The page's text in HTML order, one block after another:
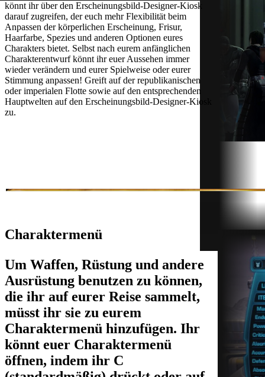
könnt ihr über den Erscheinungsbild-Designer-Kiosk
darauf zugreifen, der euch mehr Flexibilität beim
Anpassen der körperlichen Erscheinung, Frisur,
Haarfarbe, Spezies und anderen Optionen eures
Charakters bietet. Selbst nach eurem anfänglichen
Charakterentwurf könnt ihr euer Aussehen immer
wieder verändern und eurer Spielweise oder eurer
Stimmung anpassen! Greift auf der republikanischen
oder imperialen Flotte sowie auf den entsprechenden
Hauptwelten auf den Erscheinungsbild-Designer-Kiosk
zu.
Charaktermenü
Um Waffen, Rüstung und andere
Ausrüstung benutzen zu können,
die ihr auf eurer Reise sammelt,
müsst ihr sie zu eurem
Charaktermenü hinzufügen. Ihr
könnt euer Charaktermenü
öffnen, indem ihr C